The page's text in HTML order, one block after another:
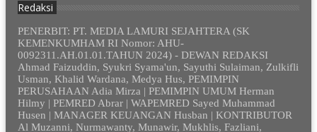
Redaksi
PENERBIT: PT. MEDIA LAMURI SEJAHTERA (SK
KEMENKUMHAM RI Nomor: AHU-
0092311.AH.01.01.TAHUN 2024) - DEWAN REDAKSI
Ahmad Faizuddin, Syukri Syama'un, Sayuthi Sulaiman, Zulkifli
Usman, Khalid Wardana, Medya Hus, PEMIMPIN
PERUSAHAAN Adia Mirza | PEMIMPIN UMUM Herman
Hilmy | PEMRED Abrar | WAPEMRED Sayed Muhammad
Husen | MANAGER KEUANGAN Husban | KONTRIBUTOR
Al Muzanni, Nurmawanty, Munawir, Mukhlis, Fazliani,